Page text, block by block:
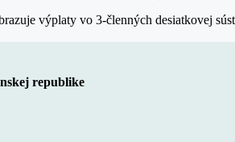
výplaty vo 3‑členných desiatkovej
republike